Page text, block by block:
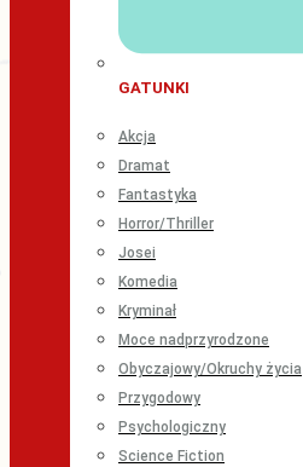
GATUNKI
Akcja
Dramat
Fantastyka
Horror/Thriller
Josei
Komedia
Kryminał
Moce nadprzyrodzone
Obyczajowy/Okruchy życia
Przygodowy
Psychologiczny
Science Fiction